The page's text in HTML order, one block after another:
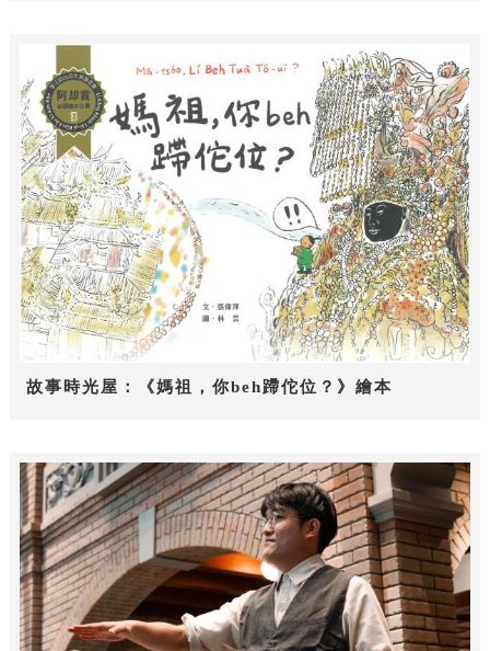
故事時光屋：《媽祖，你beh蹛佗位？》繪本